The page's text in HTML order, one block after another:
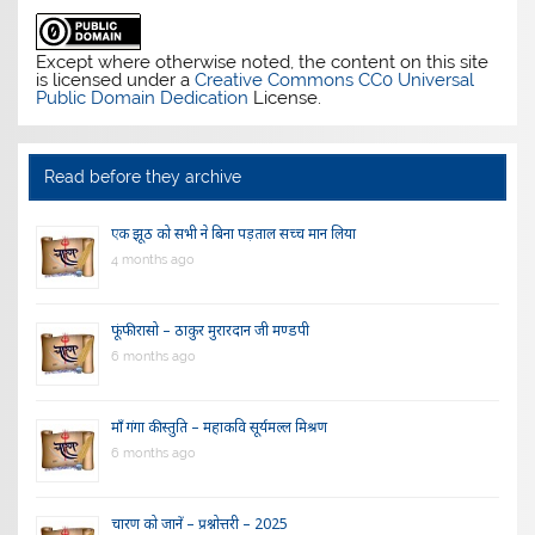
Except where otherwise noted, the content on this site
is licensed under aCreative Commons CC0 Universal
Public Domain Dedication License.
Read before they archive
एक झूठ को सभी ने बिना पड़ताल सच्च मान लिया
4 months ago
फूंफी रासो – ठाकुर मुरारदान जी मण्डपी
6 months ago
माँ गंगा की स्तुति – महाकवि सूर्यमल्ल मिश्रण
6 months ago
चारण को जानें – प्रश्नोत्तरी – 2025